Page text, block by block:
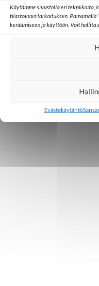
Käytämme sivustolla eri tekniikoita,
tilastoinnin tarkoituksiin. Painamalla
keräämiseen ja käyttöön. Voit hallita
Evästekäytäntö